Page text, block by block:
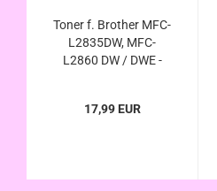
Toner f. Brother MFC-
L2835DW, MFC-
L2860 DW / DWE -
17,99 EUR